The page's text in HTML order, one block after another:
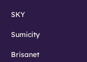
SKY
Sumicity
Brisanet